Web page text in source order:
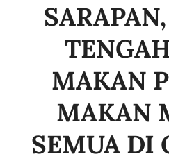
Store Locator
News
MAKAN
MAKAN
SEMUA DI